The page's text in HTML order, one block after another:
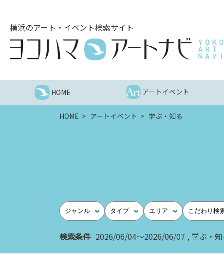
へ
横浜のアート・イベント検索サイト
HOME アートイベント
HOME アートイベント 学ぶ・知る
ジャンル タイプ エリア こだわり検
検索条件 2026/06/04～2026/06/07 学ぶ・知